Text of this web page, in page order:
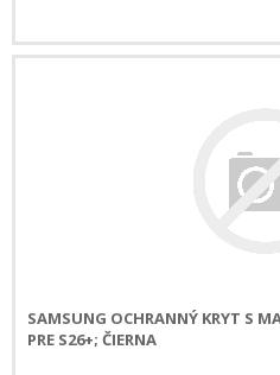
SAMSUNG OCHRANNÝ KRYT S
PRE S26+; ČIERNA